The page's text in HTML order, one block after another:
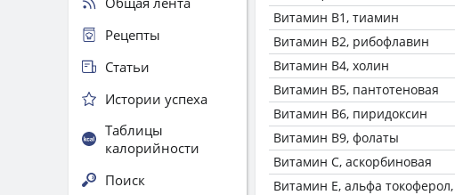
Витамин В1, тиамин
Витамин В2, рибофлавин
Витамин В4, холин
Витамин В5, пантотеновая
Витамин В6, пиридоксин
Витамин В9, фолаты
Витамин C, аскорбиновая
Витамин Е, альфа
Рецепты
Статьи
Истории успеха
Таблицы
калорийности
Поиск